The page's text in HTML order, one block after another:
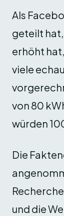
Als
geteilt
erhöht
viele
von 80
würden
Die
und die